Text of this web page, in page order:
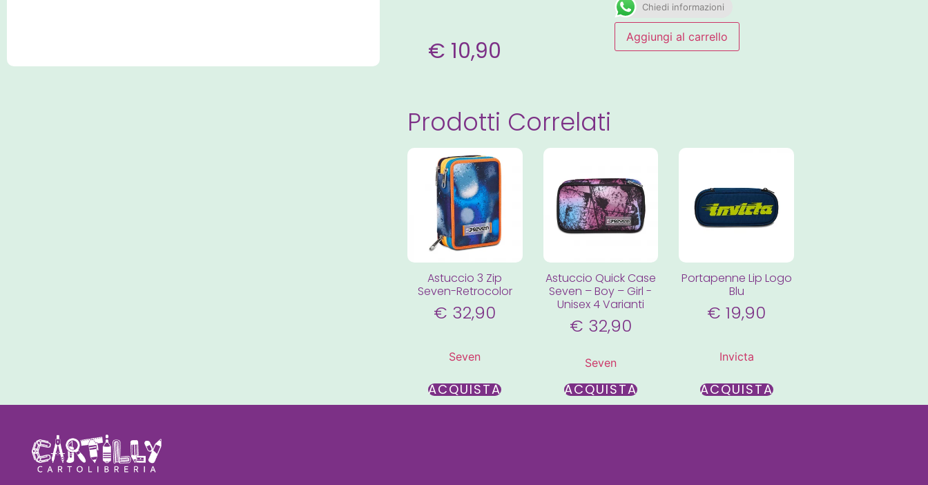
€ 10,90
Chiedi informazioni
Aggiungi al carrello
Prodotti Correlati
Astuccio 3 Zip
Seven-Retrocolor
€ 32,90
Seven
ACQUISTA
Astuccio Quick Case
Seven – Boy – Girl -
Unisex 4 Varianti
€ 32,90
Seven
ACQUISTA
Portapenne Lip Logo
Blu
€ 19,90
Invicta
ACQUISTA